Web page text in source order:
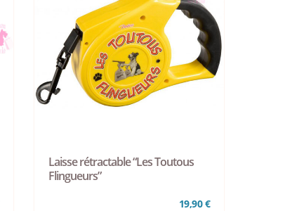
Laisse rétractable “Les Toutous
Flingueurs”
19,90 €